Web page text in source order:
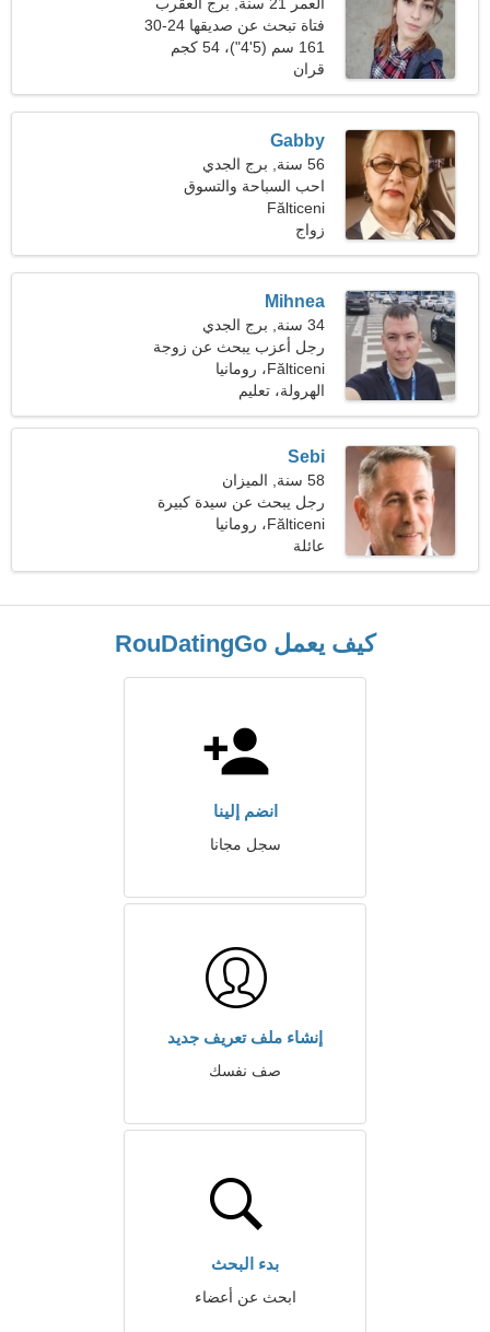
فتاة تبحث عن صديقها 24-30
161 سم (5'4")، 54 كجم
(119 رطلا)
قران
Gabby
56 سنة, برج الجدي
احب السباحة والتسوق
Fălticeni
زواج
Mihnea
34 سنة, برج الجدي
رجل أعزب يبحث عن زوجة
25-29
Fălticeni، رومانيا
الهرولة، تعليم
Sebi
58 سنة, الميزان
رجل يبحث عن سيدة كبيرة
Fălticeni، رومانيا
عائلة
كيف يعمل RouDatingGo
انضم إلينا
سجل مجانا
إنشاء ملف تعريف جديد
صف نفسك
بدء البحث
ابحث عن أعضاء